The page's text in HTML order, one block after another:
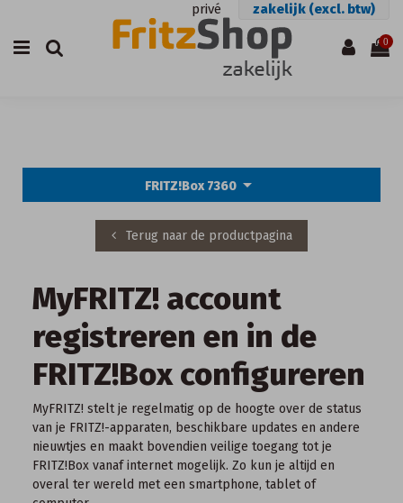
privé zakelijk (excl. btw)
0
FRITZ!Box 7360 arrow_drop_down
Terug naar de productpagina
MyFRITZ! account
registreren en in de
FRITZ!Box configureren
MyFRITZ! stelt je regelmatig op de hoogte over de status
van je FRITZ!-apparaten, beschikbare updates en andere
nieuwtjes en maakt bovendien veilige toegang tot je
FRITZ!Box vanaf internet mogelijk. Zo kun je altijd en
overal ter wereld met een smartphone, tablet of